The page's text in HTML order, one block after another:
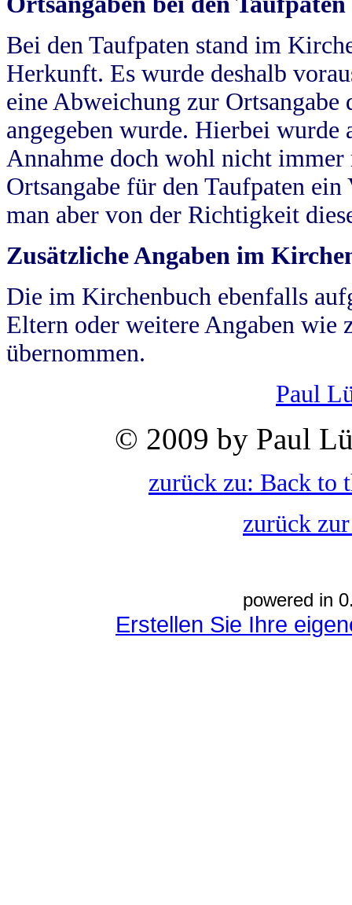
Bei den Taufpaten stand im
Herkunft. Es wurde deshalb
eine Abweichung zur
angegeben wurde. Hierbei wurde
Annahme doch wohl nicht
Ortsangabe für den Taufpaten
man aber von der Richtigkeit
Zusätzliche Angaben im
Die im Kirchenbuch ebenfalls
Eltern oder weitere Angaben wie
übernommen.
Paul
© 2009 by Paul
zurück zu: Back to
zurück
powered in
Erstellen Sie Ihre